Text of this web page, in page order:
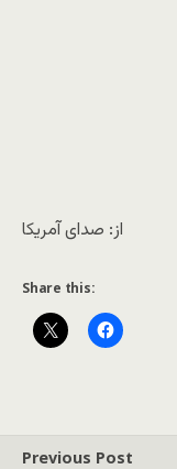
از: صدای آمریکا
Share this:
Previous Post